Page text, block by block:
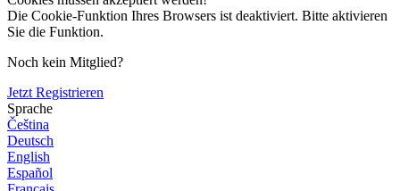
Die Cookie-Funktion Ihres Browsers ist deaktiviert. Bitte aktivieren
Sie die Funktion.
Noch kein Mitglied?
Jetzt Registrieren
Sprache
Čeština
Deutsch
English
Español